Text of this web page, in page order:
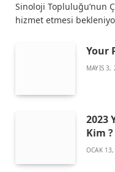
Sinoloji Topluluğu’nun
hizmet etmesi
Your
MAYIS 3,
2023
Kim
OCAK